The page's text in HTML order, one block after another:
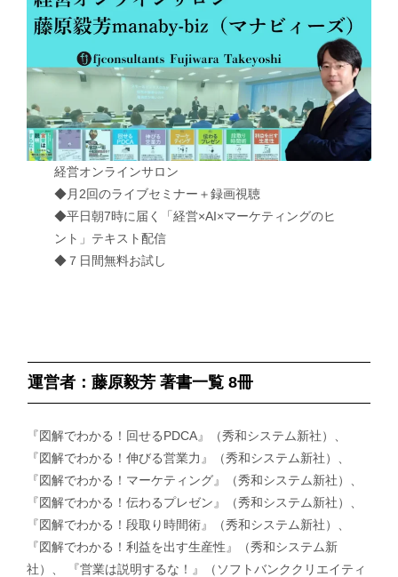
経営オンラインサロン
◆月2回のライブセミナー＋録画視聴
◆平日朝7時に届く「経営×AI×マーケティングのヒ
ント」テキスト配信
◆７日間無料お試し
運営者：藤原毅芳 著書一覧 8冊
『図解でわかる！回せるPDCA』（秀和システム新社）、
『図解でわかる！伸びる営業力』（秀和システム新社）、
『図解でわかる！マーケティング』（秀和システム新社）、
『図解でわかる！伝わるプレゼン』（秀和システム新社）、
『図解でわかる！段取り時間術』（秀和システム新社）、
『図解でわかる！利益を出す生産性』（秀和システム新
社）、 『営業は説明するな！』（ソフトバンククリエイティ